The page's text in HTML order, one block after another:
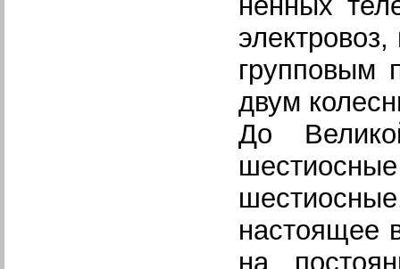
групповым
двум
До
настоящее
на